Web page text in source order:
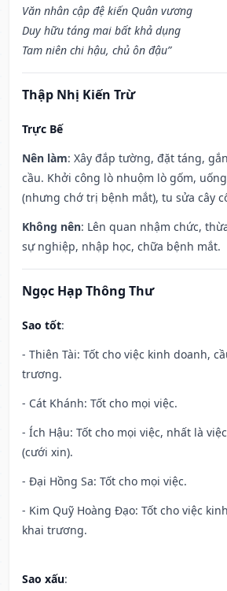
Văn nhân cập đệ kiến Quân vương
Duy hữu táng mai bất khả dụng
Tam niên chi hậu, chủ ôn đậu”
Thập Nhị Kiến Trừ
Trực Bế
Nên làm: Xây đắp tường, đặt táng,
cầu. Khởi công lò nhuộm lò gốm,
(nhưng chớ trị bệnh mắt), tu sửa cây
Không nên: Lên quan nhậm chức,
sự nghiệp, nhập học, chữa bệnh mắt.
Ngọc Hạp Thông Thư
Sao tốt:
- Thiên Tài: Tốt cho việc kinh doanh,
trương.
- Cát Khánh: Tốt cho mọi việc.
- Ích Hậu: Tốt cho mọi việc, nhất là
(cưới xin).
- Đại Hồng Sa: Tốt cho mọi việc.
- Kim Quỹ Hoàng Đạo: Tốt cho việc
khai trương.
Sao xấu: